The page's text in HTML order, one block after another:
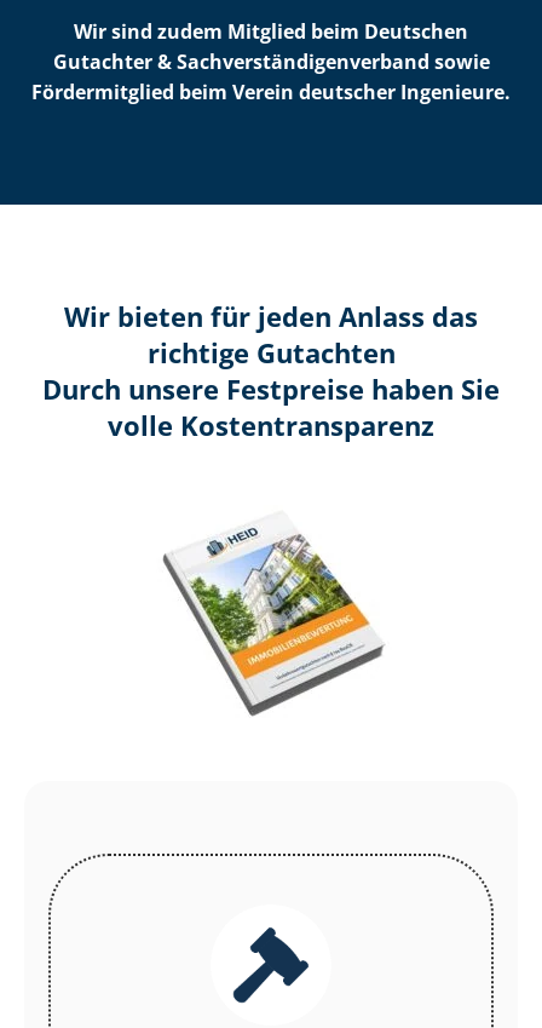
Wir sind zudem Mitglied beim Deutschen
Gutachter & Sach­ver­stän­di­gen­ver­band sowie
Fördermitglied beim Verein deutscher Ingenieure.
Wir bieten für jeden Anlass das
richtige Gutachten
Durch unsere Festpreise haben Sie
volle Kosten­transparenz